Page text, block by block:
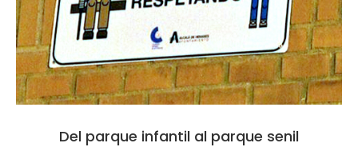
Del parque infantil al parque senil